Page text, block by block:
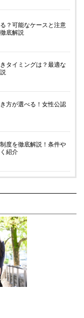
？可能なケースと注意
底解説
タイミングは？最適な
方が選べる！女性公認
度を徹底解説！条件や
紹介